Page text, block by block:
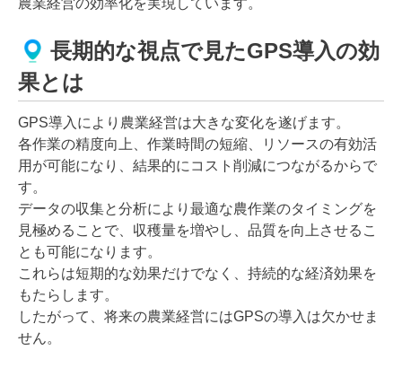
長期的な視点で見たGPS導入の効
果とは
GPS導入により農業経営は大きな変化を遂げます。
各作業の精度向上、作業時間の短縮、リソースの有効活
用が可能になり、結果的にコスト削減につながるからで
す。
データの収集と分析により最適な農作業のタイミングを
見極めることで、収穫量を増やし、品質を向上させるこ
とも可能になります。
これらは短期的な効果だけでなく、持続的な経済効果を
もたらします。
したがって、将来の農業経営にはGPSの導入は欠かせま
せん。